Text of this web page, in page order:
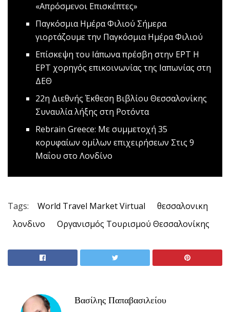
«Απρόσμενοι Επισκέπτες»
Παγκόσμια Ημέρα Φιλιού Σήμερα
γιορτάζουμε την Παγκόσμια Ημέρα Φιλιού
Επίσκεψη του Ιάπωνα πρέσβη στην ΕΡΤ Η
ΕΡΤ χορηγός επικοινωνίας της Ιαπωνίας στη
ΔΕΘ
22η Διεθνής Έκθεση Βιβλίου Θεσσαλονίκης
Συναυλία λήξης στη Ροτόντα
Rebrain Greece: Με συμμετοχή 35
κορυφαίων ομίλων επιχειρήσεων Στις 9
Μαΐου στο Λονδίνο
Tags: World Travel Market Virtual
θεσσαλονικη
λονδινο
Οργανισμός Τουρισμού Θεσσαλονίκης
Βασίλης Παπαβασιλείου